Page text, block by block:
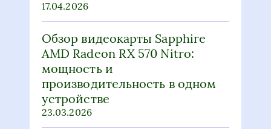
17.04.2026
Обзор видеокарты Sapphire
AMD Radeon RX 570 Nitro:
мощность и
производительность в одном
устройстве
23.03.2026